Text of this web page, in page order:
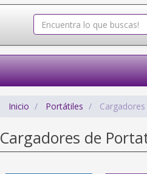
Inicio Portátiles
Cargadores de